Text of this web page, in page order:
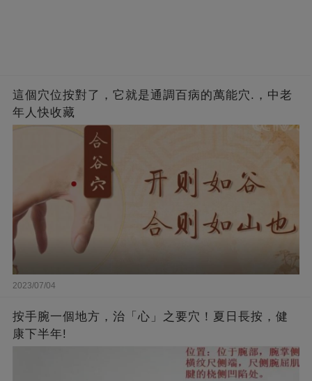
這個穴位按對了，它就是通調百病的萬能穴.，中老
年人快收藏
2023/07/04
按手腕一個地方，治「心」之要穴！夏日長按，健
康下半年!